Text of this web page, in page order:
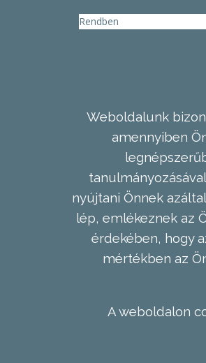
Rendben
Weboldalunk
amennyiben
nyújtani Önnek
lép, emlékeznek az
érdekében, hogy
mértékben az
A weboldalon